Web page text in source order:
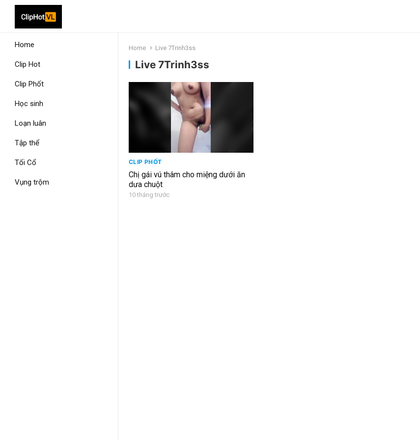
Home
Clip Hot
Clip Phốt
Học sinh
Loạn luân
Tập thể
Tối Cổ
Vụng trộm
Home Live 7Trinh3ss
Live 7Trinh3ss
CLIP PHỐT
Chị gái vú thâm cho miệng dưới ăn
dưa chuột
10 tháng trước